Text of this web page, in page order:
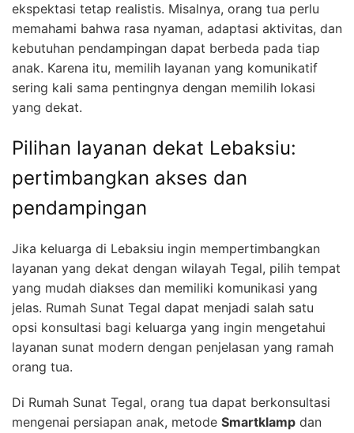
ekspektasi tetap realistis. Misalnya, orang tua perlu
memahami bahwa rasa nyaman, adaptasi aktivitas, dan
kebutuhan pendampingan dapat berbeda pada tiap
anak. Karena itu, memilih layanan yang komunikatif
sering kali sama pentingnya dengan memilih lokasi
yang dekat.
Pilihan layanan dekat Lebaksiu:
pertimbangkan akses dan
pendampingan
Jika keluarga di Lebaksiu ingin mempertimbangkan
layanan yang dekat dengan wilayah Tegal, pilih tempat
yang mudah diakses dan memiliki komunikasi yang
jelas. Rumah Sunat Tegal dapat menjadi salah satu
opsi konsultasi bagi keluarga yang ingin mengetahui
layanan sunat modern dengan penjelasan yang ramah
orang tua.
Di Rumah Sunat Tegal, orang tua dapat berkonsultasi
mengenai persiapan anak, metode Smartklamp dan